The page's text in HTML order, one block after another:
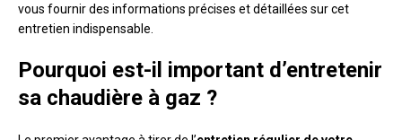
vous fournir des informations précises et détaillées sur cet
entretien indispensable.
Pourquoi est-il important d’entretenir
sa chaudière à gaz ?